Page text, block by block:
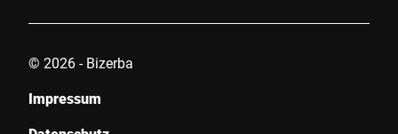
© 2026 - Bizerba
Impressum